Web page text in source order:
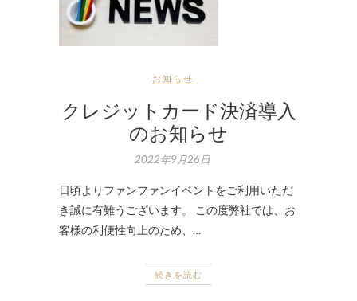
お知らせ
クレジットカード決済導入
のお知らせ
2022年9月26日
日頃よりファンファンイベントをご利用いただ
き誠に有難うございます。 この度弊社では、お
客様の利便性向上のため、…
続きを読む